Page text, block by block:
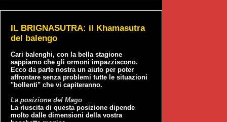
IL BRIGNASUTRA: il Khamasutra
del balengo
Cari balenghi, con la bella stagione
sappiamo che gli ormoni impazziscono.
Ecco da parte nostra un aiuto per poter
affrontare senza problemi tutte le situazioni
"bollenti" che vi capiteranno.
La posizione del Mago
La riuscita di questa posizione dipende
molto dalle dimensioni della vostra